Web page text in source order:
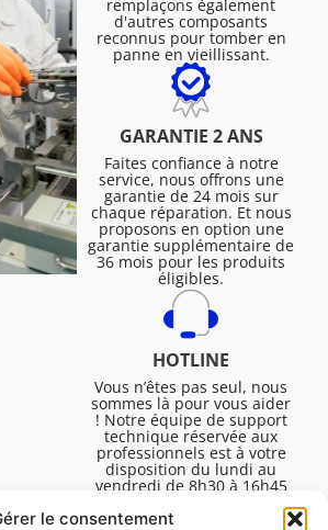
le consentement
remplaçons également
d'autres composants
reconnus pour tomber en
panne en vieillissant.
GARANTIE 2 ANS
Faites confiance à notre
service, nous offrons une
garantie de 24 mois sur
chaque réparation. Et nous
proposons en option une
garantie supplémentaire de
36 mois pour les produits
éligibles.
HOTLINE
Vous n’êtes pas seul, nous
sommes là pour vous aider
! Notre équipe de support
technique réservée aux
professionnels est à votre
disposition du lundi au
vendredi de 8h30 à 16h45
pour vous aider à résoudre
toutes vos questions